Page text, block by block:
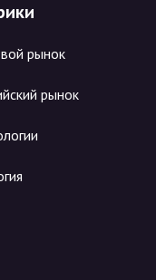
рынок
рынок